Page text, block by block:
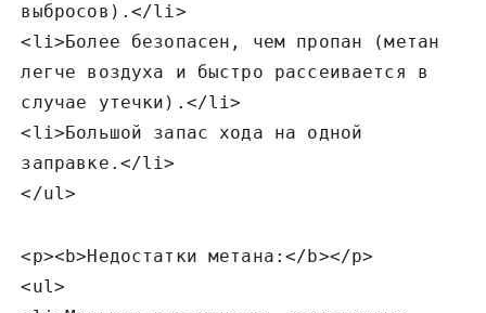
выбросов).</li>
<li>Более безопасен‚ чем пропан (метан
легче воздуха и быстро рассеивается в
случае утечки).</li>
<li>Большой запас хода на одной
заправке.</li>
</ul>
<p><b>Недостатки метана:</b></p>
<ul>